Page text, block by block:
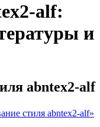
alf:
и
abntex2-alf
стиля abntex2-alf»